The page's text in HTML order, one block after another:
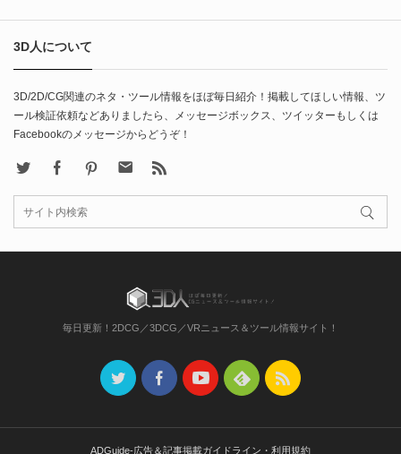
3D人について
3D/2D/CG関連のネタ・ツール情報をほぼ毎日紹介！掲載してほしい情報、ツ
ール検証依頼などありましたら、メッセージボックス、ツイッターもしくは
Facebookのメッセージからどうぞ！
FacebookPinterest Contact
毎日更新！2DCG／3DCG／VRニュース＆ツール情報サイト！
ADGuide-広告＆記事掲載ガイドライン・利用規約